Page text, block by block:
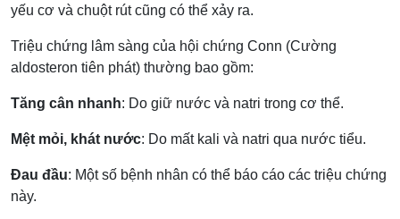
yếu cơ và chuột rút cũng có thể xảy ra.
Triệu chứng lâm sàng của hội chứng Conn (Cường
aldosteron tiên phát) thường bao gồm:
Tăng cân nhanh: Do giữ nước và natri trong cơ thể.
Mệt mỏi, khát nước: Do mất kali và natri qua nước tiểu.
Đau đầu: Một số bệnh nhân có thể báo cáo các triệu chứng
này.